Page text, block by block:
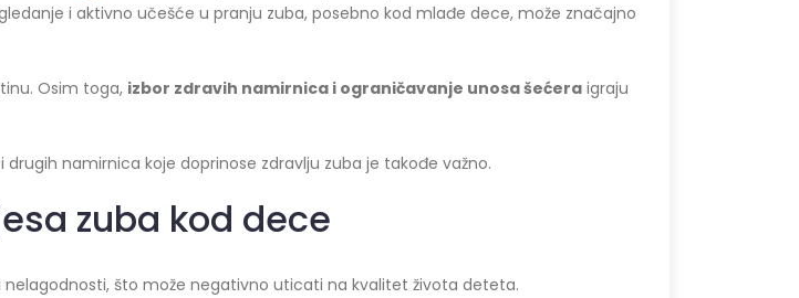
i aktivno učešće u pranju zuba, posebno kod mlađe dece, može značajno
Osim toga, izbor zdravih namirnica i ograničavanje unosa šećera igraju
namirnica koje doprinose zdravlju zuba je takođe važno.
zuba kod dece
što može negativno uticati na kvalitet života deteta.